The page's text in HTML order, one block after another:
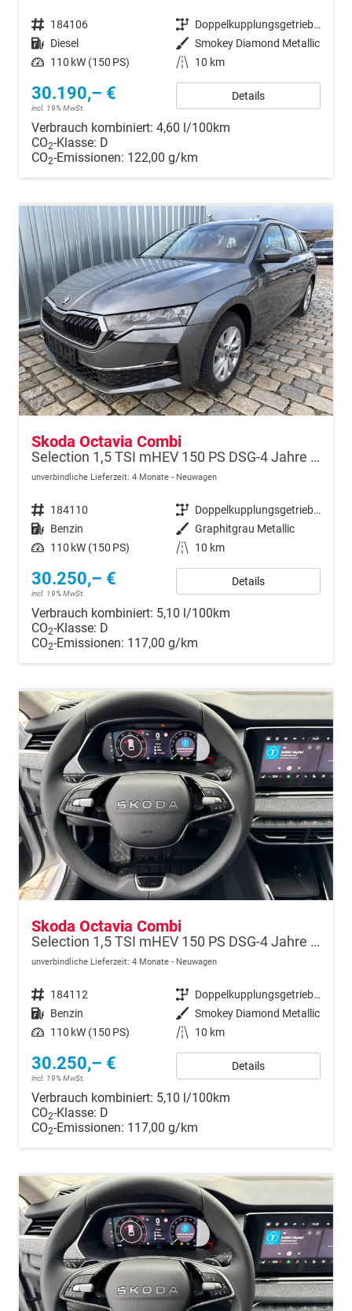
Fahrzeugnr. 184106 Getriebe
Doppelkupplungsgetriebe (DSG)
Kraftstoff Diesel Außenfarbe Smokey Diamond Metallic
Leistung 110 kW (150 PS) Kilometerstand 10 km
30.190,– €
incl. 19% MwSt.
Details
Verbrauch kombiniert: 4,60 l/100km
CO2-Klasse: D
CO2-Emissionen: 122,00 g/km
Skoda Octavia Combi
Selection 1,5 TSI mHEV 150 PS DSG-4 Jahre Garantie-Anhängerkupplung schwenkbar-PDC vorne und hinten-Sitzheizung-Smart Link
unverbindliche Lieferzeit: 4 Monate Neuwagen
Fahrzeugnr. 184110 Getriebe
Doppelkupplungsgetriebe (DSG)
Kraftstoff Benzin Außenfarbe Graphitgrau Metallic
Leistung 110 kW (150 PS) Kilometerstand 10 km
30.250,– €
incl. 19% MwSt.
Details
Verbrauch kombiniert: 5,10 l/100km
CO2-Klasse: D
CO2-Emissionen: 117,00 g/km
Skoda Octavia Combi
Selection 1,5 TSI mHEV 150 PS DSG-4 Jahre Garantie-Anhängerkupplung schwenkbar-PDC vorne und hinten-Sitzheizung-Smart Link
unverbindliche Lieferzeit: 4 Monate Neuwagen
Fahrzeugnr. 184112 Getriebe
Doppelkupplungsgetriebe (DSG)
Kraftstoff Benzin Außenfarbe Smokey Diamond Metallic
Leistung 110 kW (150 PS) Kilometerstand 10 km
30.250,– €
incl. 19% MwSt.
Details
Verbrauch kombiniert: 5,10 l/100km
CO2-Klasse: D
CO2-Emissionen: 117,00 g/km